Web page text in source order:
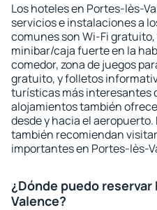
Los hoteles en Portes-lès-
servicios e instalaciones a
comunes son Wi-Fi
minibar/caja fuerte en la
comedor, zona de juegos
gratuito, y folletos
turísticas más interesantes
alojamientos también
desde y hacia el
también recomiendan
importantes en Portes-lès-
¿Dónde puedo
Valence?